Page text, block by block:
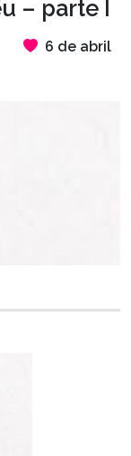
– parte I
6 de abril